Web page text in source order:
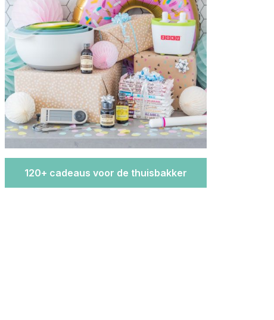
120+ cadeaus voor de thuisbakker